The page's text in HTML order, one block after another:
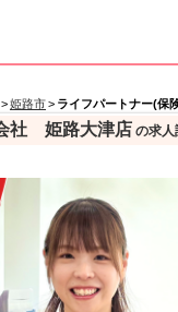
>姫路市> ライフパートナー(保
社 姫路大津店 の求人